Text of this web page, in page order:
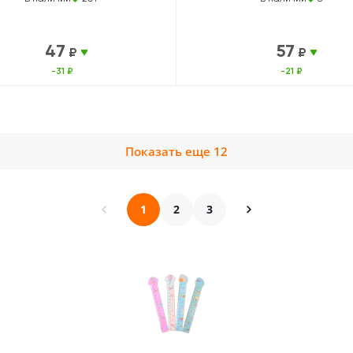
47 ₽
-31 ₽
57 ₽
-21 ₽
Показать еще 12
1 2 3